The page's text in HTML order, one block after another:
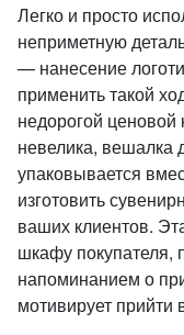
Легко и просто
неприметную
— нанесение
применить такой
недорогой ценовой
невелика, вешалка
упаковывается
изготовить
ваших клиентов.
шкафу покупателя,
напоминанием о
мотивирует прийти